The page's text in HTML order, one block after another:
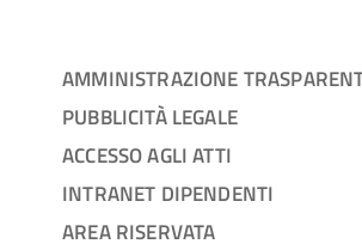
AMMINISTRAZIONE
PUBBLICITÀ LEGALE
ACCESSO AGLI ATTI
INTRANET DIPENDENTI
AREA RISERVATA